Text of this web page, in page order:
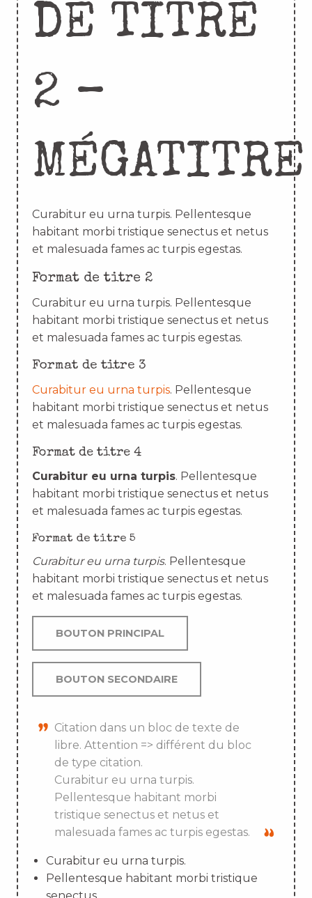
DE TITRE
2 –
MÉGATITRE
Curabitur eu urna turpis. Pellentesque
habitant morbi tristique senectus et netus
et malesuada fames ac turpis egestas.
Format de titre 2
Curabitur eu urna turpis. Pellentesque
habitant morbi tristique senectus et netus
et malesuada fames ac turpis egestas.
Format de titre 3
Curabitur eu urna turpis. Pellentesque
habitant morbi tristique senectus et netus
et malesuada fames ac turpis egestas.
Format de titre 4
Curabitur eu urna turpis. Pellentesque
habitant morbi tristique senectus et netus
et malesuada fames ac turpis egestas.
Format de titre 5
Curabitur eu urna turpis. Pellentesque
habitant morbi tristique senectus et netus
et malesuada fames ac turpis egestas.
BOUTON PRINCIPAL
BOUTON SECONDAIRE
Citation dans un bloc de texte de
libre. Attention => différent du bloc
de type citation.
Curabitur eu urna turpis.
Pellentesque habitant morbi
tristique senectus et netus et
malesuada fames ac turpis egestas.
Curabitur eu urna turpis.
Pellentesque habitant morbi tristique